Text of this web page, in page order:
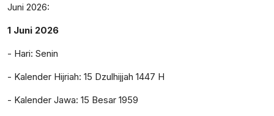
Juni 2026:
1 Juni 2026
- Hari: Senin
- Kalender Hijriah: 15 Dzulhijjah 1447 H
- Kalender Jawa: 15 Besar 1959